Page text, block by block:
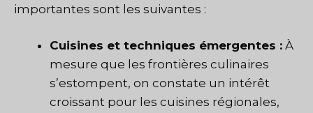
importantes sont les suivantes :
Cuisines et techniques émergentes : À
mesure que les frontières culinaires
s’estompent, on constate un intérêt
croissant pour les cuisines régionales,